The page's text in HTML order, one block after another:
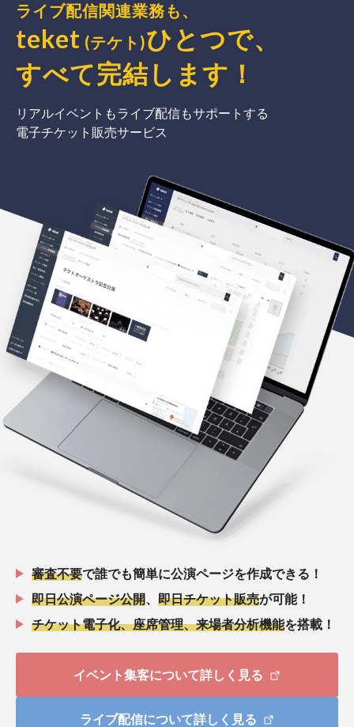
ライブ配信関連業務も、
teket (テケト)ひとつで、
すべて完結 します ！
リアルイベントもライブ配信もサポートする
電子チケット販売サービス
審査不要で誰でも簡単に公演ページを作成できる！
即日公演ページ公開
即日チケット販売が可能！
チケット電子化、座席管理、来場者分析機能を搭載！
イベント集客について詳しく見る
ライブ配信について詳しく見る